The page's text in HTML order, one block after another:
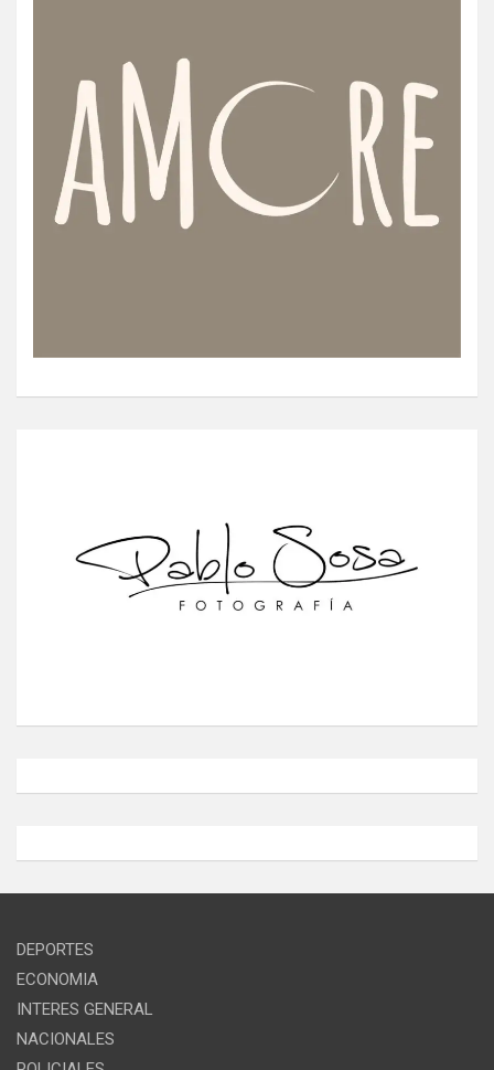
DEPORTES
ECONOMIA
INTERES GENERAL
NACIONALES